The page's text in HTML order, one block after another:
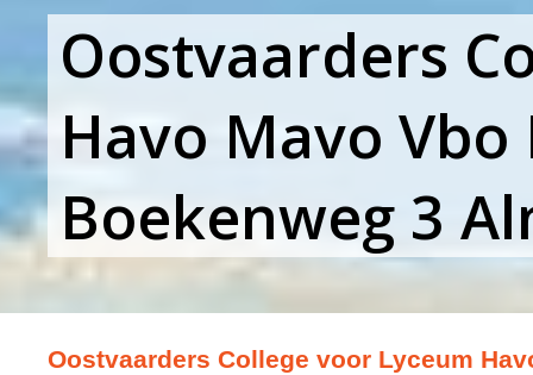
Oostvaarders
Havo Mavo Vbo
Boekenweg 3
Oostvaarders College voor Lyceum